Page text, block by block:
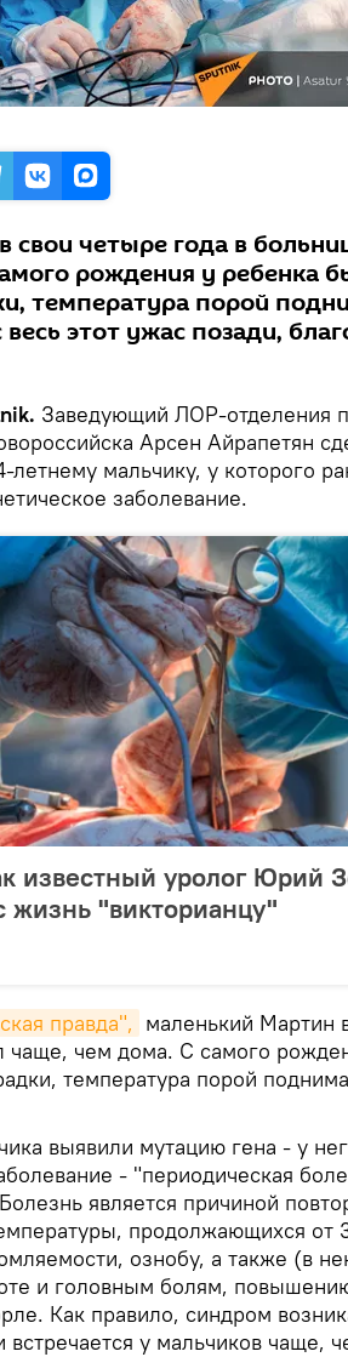
свои четыре года в
рождения у ребенка
температура порой
этот ужас позади,
Заведующий ЛОР-отделения
Арсен Айрапетян
мальчику, у которого
заболевание.
известный уролог Юрий
жизнь "викторианцу"
правда", маленький Мартин
чаще, чем дома. С самого
температура порой
выявили мутацию гена - у
- "периодическая
является причиной
продолжающихся от
ознобу, а также (в
и головным болям,
Как правило, синдром
встречается у мальчиков чаще,